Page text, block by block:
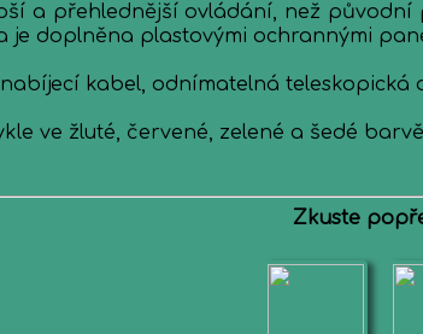
a přehlednější ovládání, než
je doplněna plastovými ochrannými
kabel, odnímatelná teleskopická
ve žluté, červené, zelené a šedé
Zkuste